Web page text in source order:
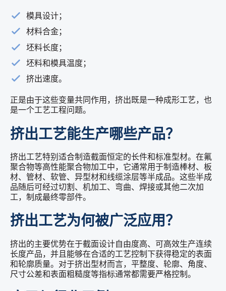
模具设计；
材料合金；
坯料长度；
坯料和模具温度；
挤出速度。
正是由于这些变量共同作用，挤出既是一种成形工艺，也
是一个工艺工程问题。
挤出工艺能生产哪些产品？
挤出工艺特别适合制造截面恒定的长件和标准型材。在氟
聚合物等高性能聚合物加工中，它通常用于制造棒材、板
材、管材、软管、异型材和线缆涂层等半成品。这些半成
品随后可经过切割、机加工、弯曲、焊接或其他二次加
工，制成最终零部件。
挤出工艺为何被广泛应用？
挤出的主要优势在于截面设计自由度高、可高效生产连续
长度产品，并且能够在合适的工艺控制下获得稳定的表面
和轮廓质量。对于挤出型材而言，平整度、轮廓、角度、
尺寸公差和表面粗糙度等指标通常都需要严格控制。